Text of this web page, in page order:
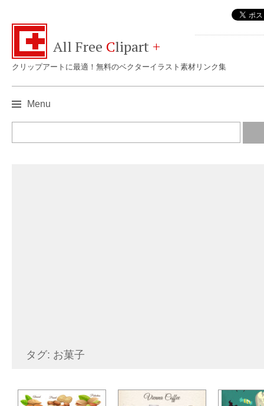
All Free Clipart +
クリップアートに最適！無料のベクターイラスト素材リンク集
Menu
タグ: お菓子